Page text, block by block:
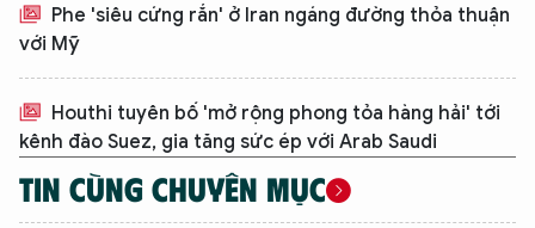
Phe 'siêu cứng rắn' ở Iran ngáng đường thỏa thuận
với Mỹ
Houthi tuyên bố 'mở rộng phong tỏa hàng hải' tới
kênh đào Suez, gia tăng sức ép với Arab Saudi
TIN CÙNG CHUYÊN MỤC